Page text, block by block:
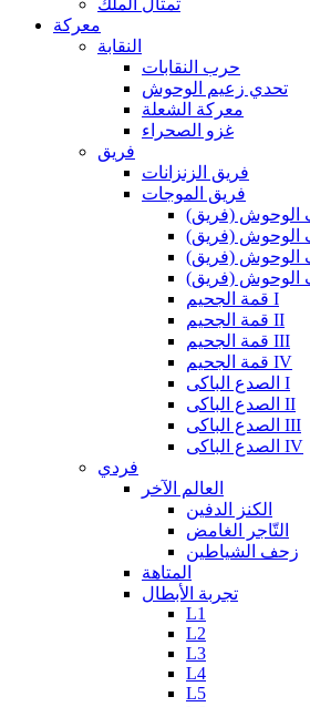
تمثال الملك
معركة
النقابة
حرب النقابات
تحدي زعيم الوحوش
معركة الشعلة
غزو الصحراء
فريق
فريق الزنزانات
فريق الموجات
قمة الجحيم I
قمة الجحيم II
قمة الجحيم III
قمة الجحيم IV
الصدع الباكى I
الصدع الباكى II
الصدع الباكى III
الصدع الباكى IV
فردي
العالم الآخر
الكنز الدفين
التّاجر الغامض
زحف الشياطين
المتاهة
تجربة الأبطال
L1
L2
L3
L4
L5